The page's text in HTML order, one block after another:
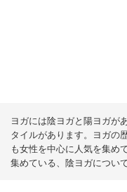
ヨガには陰ヨガと陽ヨガが
タイルがあります。ヨガの
も女性を中心に人気を集め
集めている、陰ヨガについ